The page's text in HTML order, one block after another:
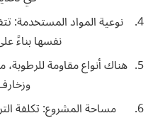
نوعية المواد المستخدمة:
نفسها بناءً
هناك أنواع مقاومة
مساحة المشروع: تكلفة